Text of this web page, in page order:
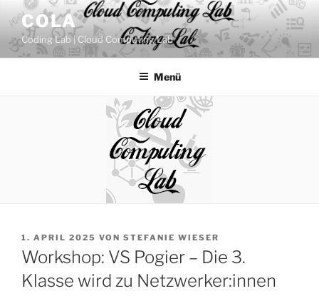
Inhalt
springen
COLA
Coding Lab | Cloud Computing Lab
Menü
VERÖFFENTLICHT
AM
1. APRIL 2025 VON STEFANIE WIESER
Workshop: VS Pogier – Die 3.
Klasse wird zu Netzwerker:innen